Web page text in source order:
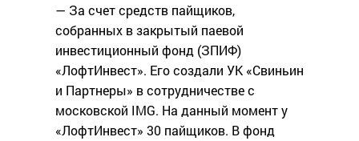
— За счет средств пайщиков,
собранных в закрытый паевой
инвестиционный фонд (ЗПИФ)
«ЛофтИнвест». Его создали УК «Свиньин
и Партнеры» в сотрудничестве с
московской IMG. На данный момент у
«ЛофтИнвест» 30 пайщиков. В фонд